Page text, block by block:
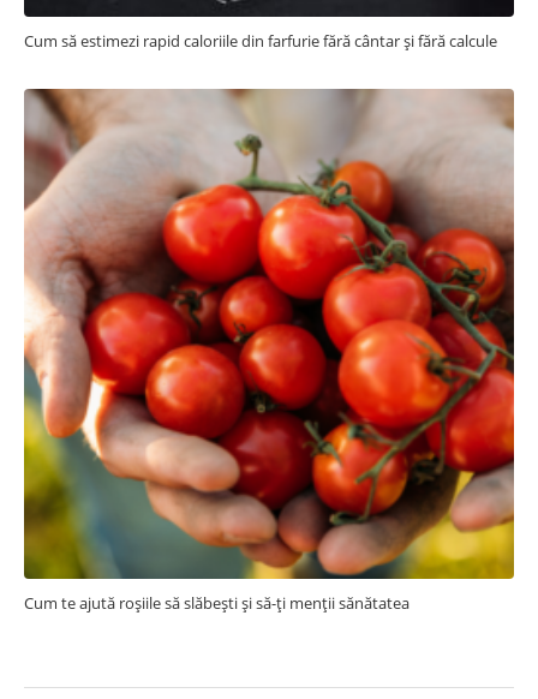
Cum să estimezi rapid caloriile din farfurie fără cântar și fără calcule
Cum te ajută roșiile să slăbești și să-ți menții sănătatea